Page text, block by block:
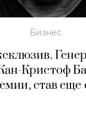
Бизнес
Кристоф
став еще